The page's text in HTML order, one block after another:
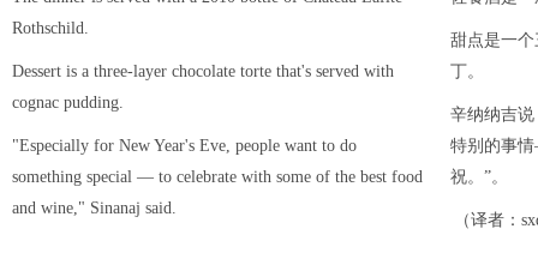
Rothschild.
Dessert is a three-layer chocolate torte that's served with
cognac pudding.
"Especially for New Year's Eve, people want to do
something special — to celebrate with some of the best food
and wine," Sinanaj said.
甜点是一
丁。
辛纳纳吉
特别的事
祝。”。
（译者：